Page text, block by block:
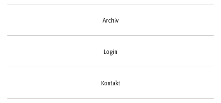
Archiv
Login
Kontakt